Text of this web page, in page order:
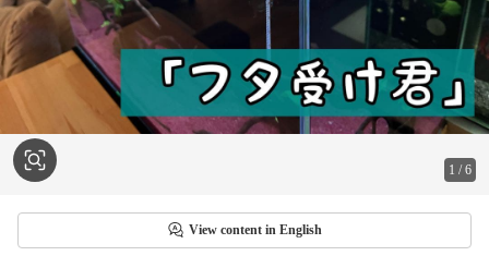
1 /6
View content in English